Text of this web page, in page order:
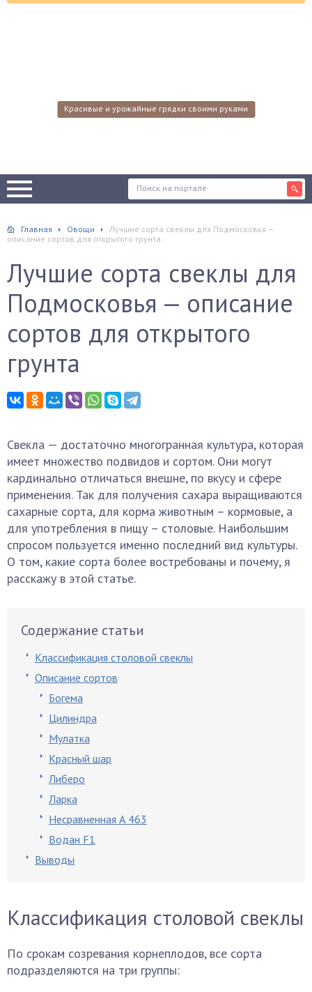
Красивые и урожайные грядки своими руками
Главная Овощи
Лучшие сорта свеклы для Подмосковья —
описание сортов для открытого грунта
Лучшие сорта свеклы для
Подмосковья — описание
сортов для открытого
грунта
Свекла — достаточно многогранная культура, которая
имеет множество подвидов и сортом. Они могут
кардинально отличаться внешне, по вкусу и сфере
применения. Так для получения сахара выращиваются
сахарные сорта, для корма животным – кормовые, а
для употребления в пищу – столовые. Наибольшим
спросом пользуется именно последний вид культуры.
О том, какие сорта более востребованы и почему, я
расскажу в этой статье.
Содержание статьи
Классификация столовой свеклы
Описание сортов
Богема
Цилиндра
Мулатка
Красный шар
Либеро
Ларка
Несравненная А 463
Водан F1
Выводы
Классификация столовой свеклы
По срокам созревания корнеплодов, все сорта
подразделяются на три группы: